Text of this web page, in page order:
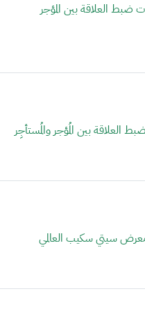
العلاقة بين المؤجر
العلاقة بين المُؤجر والمُستأجِر
معرض سيتي سكيب العالمي